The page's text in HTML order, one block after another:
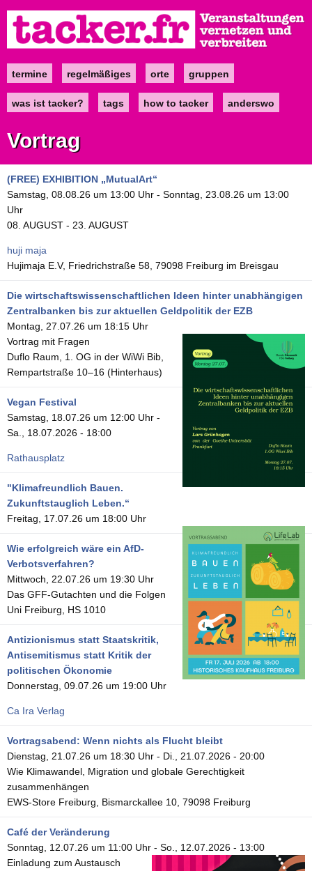
zum
Inhalt
Maintermine regelmäßiges orte gruppen
was ist tacker? tags how to tacker anderswo
Vortrag
(FREE) EXHIBITION „MutualArt“
Samstag, 08.08.26 um 13:00 Uhr - Sonntag, 23.08.26 um 13:00
Uhr
08. AUGUST - 23. AUGUST
huji maja
Hujimaja E.V, Friedrichstraße 58, 79098 Freiburg im Breisgau
Die wirtschaftswissenschaftlichen Ideen hinter unabhängigen
Zentralbanken bis zur aktuellen Geldpolitik der EZB
Montag, 27.07.26 um 18:15 Uhr
Vortrag mit Fragen
Duflo Raum, 1. OG in der WiWi Bib,
Rempartstraße 10–16 (Hinterhaus)
Vegan Festival
Samstag, 18.07.26 um 12:00 Uhr -
Sa., 18.07.2026 - 18:00
Rathausplatz
"Klimafreundlich Bauen.
Zukunftstauglich Leben.“
Freitag, 17.07.26 um 18:00 Uhr
Wie erfolgreich wäre ein AfD-
Verbotsverfahren?
Mittwoch, 22.07.26 um 19:30 Uhr
Das GFF-Gutachten und die Folgen
Uni Freiburg, HS 1010
Antizionismus statt Staatskritik,
Antisemitismus statt Kritik der
politischen Ökonomie
Donnerstag, 09.07.26 um 19:00 Uhr
Ca Ira Verlag
Vortragsabend: Wenn nichts als Flucht bleibt
Dienstag, 21.07.26 um 18:30 Uhr - Di., 21.07.2026 - 20:00
Wie Klimawandel, Migration und globale Gerechtigkeit
zusammenhängen
EWS-Store Freiburg, Bismarckallee 10, 79098 Freiburg
Café der Veränderung
Sonntag, 12.07.26 um 11:00 Uhr - So., 12.07.2026 - 13:00
Einladung zum Austausch